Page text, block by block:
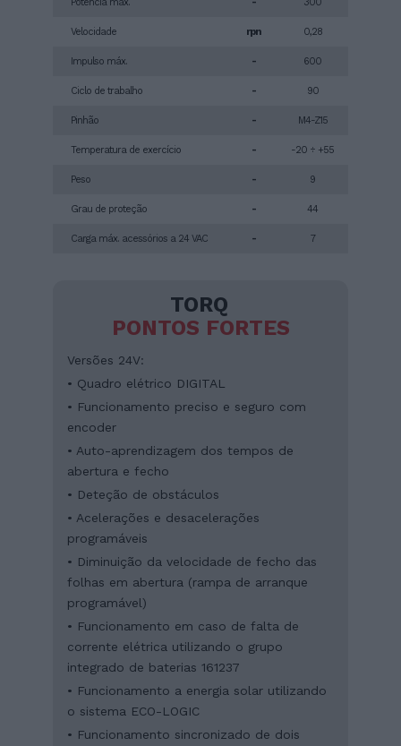
Velocidade
Impulso máx.
Ciclo de trabalho
Pinhão
Temperatura de exercício
Peso
Grau de proteção
Carga máx. acessórios a 24 VAC
rpn
-
-
-
-
-
-
-
0,28
600
90
M4-Z15
-20 ÷ +55
9
44
7
TORQ
PONTOS FORTES
Versões 24V:
• Quadro elétrico DIGITAL
• Funcionamento preciso e seguro com
encoder
• Auto-aprendizagem dos tempos de
abertura e fecho
• Deteção de obstáculos
• Acelerações e desacelerações
programáveis
• Diminuição da velocidade de fecho das
folhas em abertura (rampa de arranque
programável)
• Funcionamento em caso de falta de
corrente elétrica utilizando o grupo
integrado de baterias 161237
• Funcionamento a energia solar utilizando
o sistema ECO-LOGIC
• Funcionamento sincronizado de dois